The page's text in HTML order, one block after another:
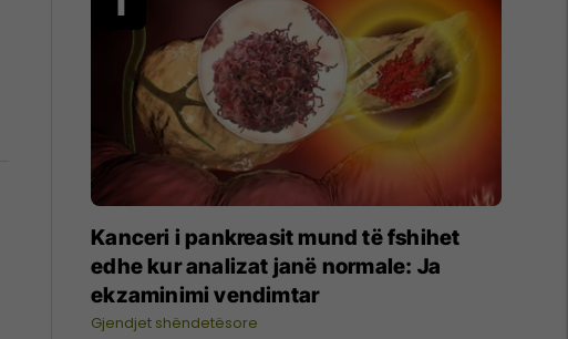
Kanceri i pankreasit mund të fshihet
edhe kur analizat janë normale: Ja
ekzaminimi vendimtar
Gjendjet shëndetësore